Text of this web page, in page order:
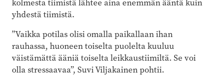
kolmesta tiimistä lähtee aina enemmän ääntä kuin
yhdestä tiimistä.
”Vaikka potilas olisi omalla paikallaan ihan
rauhassa, huoneen toiselta puolelta kuuluu
väistämättä ääniä toiselta leikkaustiimiltä. Se voi
olla stressaavaa”, Suvi Viljakainen pohtii.